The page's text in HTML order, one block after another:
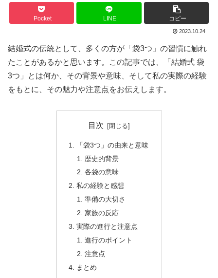
Pocket LINE コピー
2023.10.24
結婚式の伝統として、多くの方が「袋3つ」の習慣に触れ
たことがあるかと思います。この記事では、「結婚式 袋
3つ」とは何か、その背景や意味、そして私の実際の経験
をもとに、その魅力や注意点をお伝えします。
目次
「袋3つ」の由来と意味
歴史的背景
各袋の意味
私の経験と感想
準備の大切さ
家族の反応
実際の進行と注意点
進行のポイント
注意点
まとめ